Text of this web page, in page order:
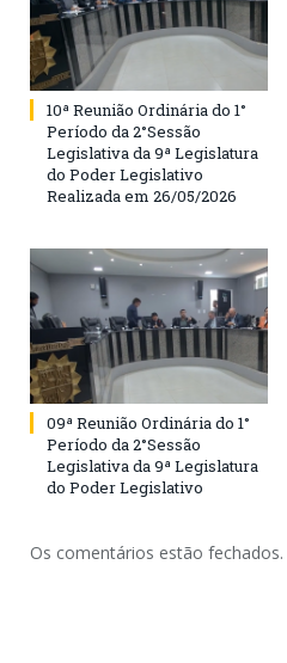
10ª Reunião Ordinária do 1°
Período da 2°Sessão
Legislativa da 9ª Legislatura
do Poder Legislativo
Realizada em 26/05/2026
09ª Reunião Ordinária do 1°
Período da 2°Sessão
Legislativa da 9ª Legislatura
do Poder Legislativo
Os comentários estão fechados.